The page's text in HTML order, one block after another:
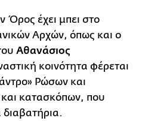
Όρος έχει μπει στο
Αρχών, όπως και ο
Αθανάσιος
κοινότητα φέρεται
Ρώσων και
κατασκόπων, που
διαβατήρια.